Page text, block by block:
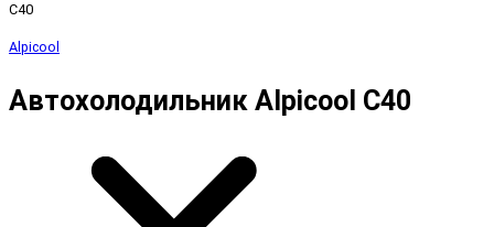
C40
Alpicool
Автохолодильник Alpicool C40